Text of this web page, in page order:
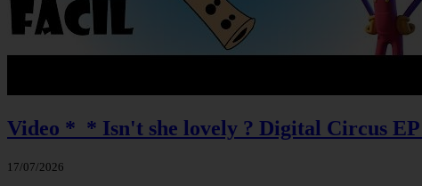
Video *_* Isn't she lovely ? Digital Circus
17/07/2026